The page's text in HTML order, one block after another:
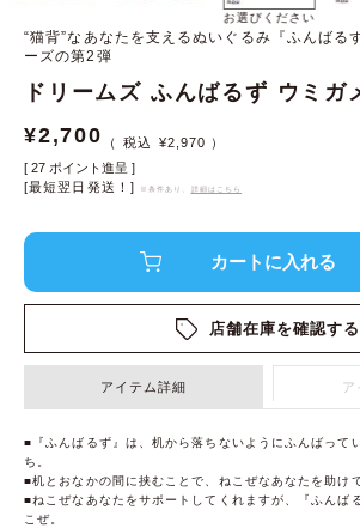
お選びください
“猫背”なあなたを支えるぬいぐるみ『ふんばる
ーズの第2弾
ドリームズ ふんばるず ウミ
¥2,700 ¥2,970
[ 27 ポイント進呈 ]
[最短翌日発送！]
※条件あり、 詳細はこちら
店舗在庫を確認する
アイテム詳細 ア
■『ふんばるず』は、机から落ちないようにふんばって
ち。
■机とおなかの間に挟むことで、ねこぜなあなたを助け
■ねこぜなあなたをサポートしてくれますが、『ふんば
こぜ。